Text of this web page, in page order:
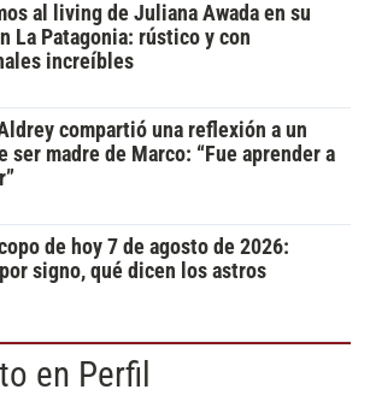
al living de Juliana Awada en su
La Patagonia: rústico y con
increíbles
compartió una reflexión a un
ser madre de Marco: “Fue aprender a
de hoy 7 de agosto de 2026:
signo, qué dicen los astros
en Perfil